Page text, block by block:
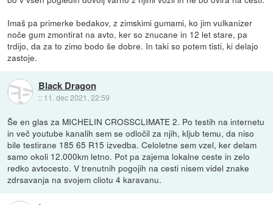
Imaš pa primerke bedakov, z zimskimi gumami, ko jim vulkanizer
noče gum zmontirat na avto, ker so znucane in 12 let stare, pa
trdijo, da za to zimo bodo še dobre. In taki so potem tisti, ki delajo
zastoje.
Black Dragon
:: 11. dec 2021, 22:59
Še en glas za MICHELIN CROSSCLIMATE 2. Po testih na internetu
in več youtube kanalih sem se odločil za njih, kljub temu, da niso
bile testirane 185 65 R15 izvedba. Celoletne sem vzel, ker delam
samo okoli 12.000km letno. Pot pa zajema lokalne ceste in zelo
redko avtocesto. V trenutnih pogojih na cesti nisem videl znake
zdrsavanja na svojem cliotu 4 karavanu.